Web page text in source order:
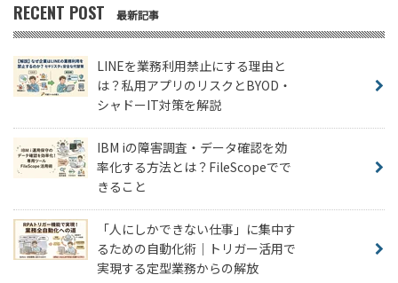
RECENT POST 最新記事
LINEを業務利用禁止にする理由と
は？私用アプリのリスクとBYOD・
シャドーIT対策を解説
IBM iの障害調査・データ確認を効
率化する方法とは？FileScopeでで
きること
「人にしかできない仕事」に集中す
るための自動化術｜トリガー活用で
実現する定型業務からの解放